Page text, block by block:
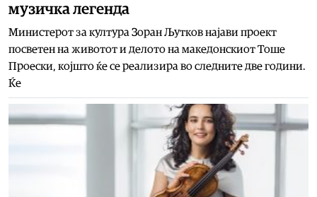
музичка легенда
Министерот за култура Зоран Љутков најави проект
посветен на животот и делото на македонскиот Тоше
Проески, којшто ќе се реализира во следните две години.
Ќе